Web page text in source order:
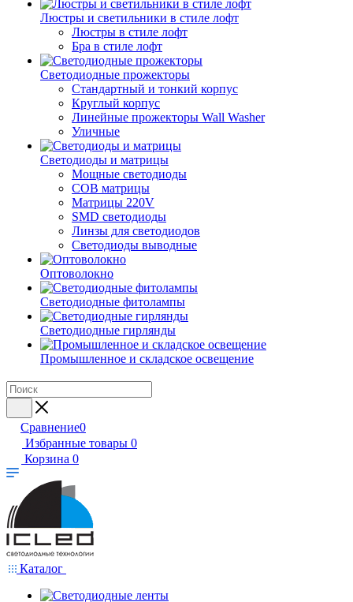
Люстры и светильники в стиле лофт
Люстры в стиле лофт
Бра в стиле лофт
Светодиодные прожекторы
Стандартный и тонкий корпус
Круглый корпус
Линейные прожекторы Wall Washer
Уличные
Светодиоды и матрицы
Мощные светодиоды
COB матрицы
Матрицы 220V
SMD светодиоды
Линзы для светодиодов
Светодиоды выводные
Оптоволокно
Светодиодные фитолампы
Светодиодные гирлянды
Промышленное и складское освещение
Сравнение0
Избранные товары 0
Корзина 0
Каталог